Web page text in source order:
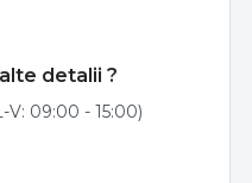
detalii ?
V: 09:00 - 15:00)